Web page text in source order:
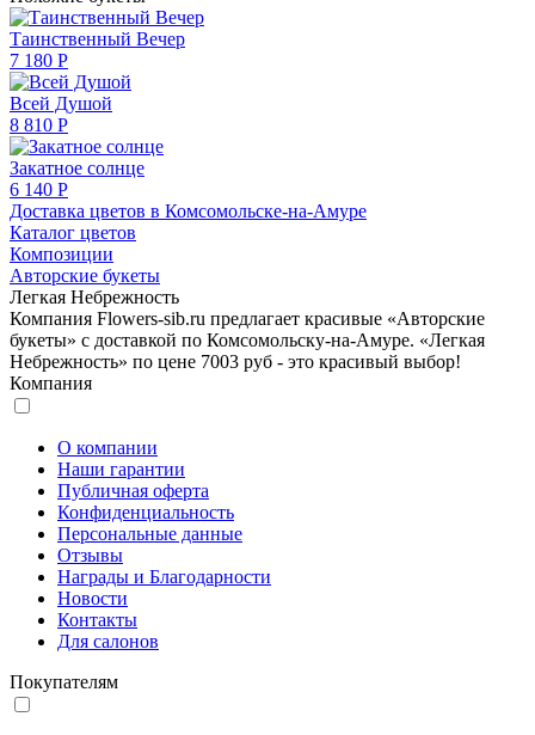
Таинственный Вечер
7 180 Р
Всей Душой
8 810 Р
Закатное солнце
6 140 Р
Доставка цветов в Комсомольске-на-Амуре
Каталог цветов
Композиции
Авторские букеты
Легкая Небрежность
Компания Flowers-sib.ru предлагает красивые «Авторские
букеты» с доставкой по Комсомольску-на-Амуре. «Легкая
Небрежность» по цене 7003 руб - это красивый выбор!
Компания
О компании
Наши гарантии
Публичная оферта
Конфиденциальность
Персональные данные
Отзывы
Награды и Благодарности
Новости
Контакты
Для салонов
Покупателям